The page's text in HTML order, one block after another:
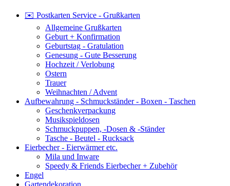
✉️ Postkarten Service - Grußkarten
Allgemeine Grußkarten
Geburt + Konfirmation
Geburtstag - Gratulation
Genesung - Gute Besserung
Hochzeit / Verlobung
Ostern
Trauer
Weihnachten / Advent
Aufbewahrung - Schmuckständer - Boxen - Taschen
Geschenkverpackung
Musikspieldosen
Schmuckpuppen, -Dosen & -Ständer
Tasche - Beutel - Rucksack
Eierbecher - Eierwärmer etc.
Mila und Inware
Speedy & Friends Eierbecher + Zubehör
Engel
Gartendekoration